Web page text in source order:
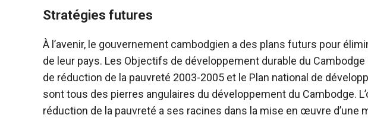
Stratégies futures
À l’avenir, le gouvernement cambodgien a des plans futurs pour
de leur pays. Les Objectifs de développement durable du
de réduction de la pauvreté 2003-2005 et le Plan national de
sont tous des pierres angulaires du développement du Cambodge.
réduction de la pauvreté a ses racines dans la mise en œuvre d’une